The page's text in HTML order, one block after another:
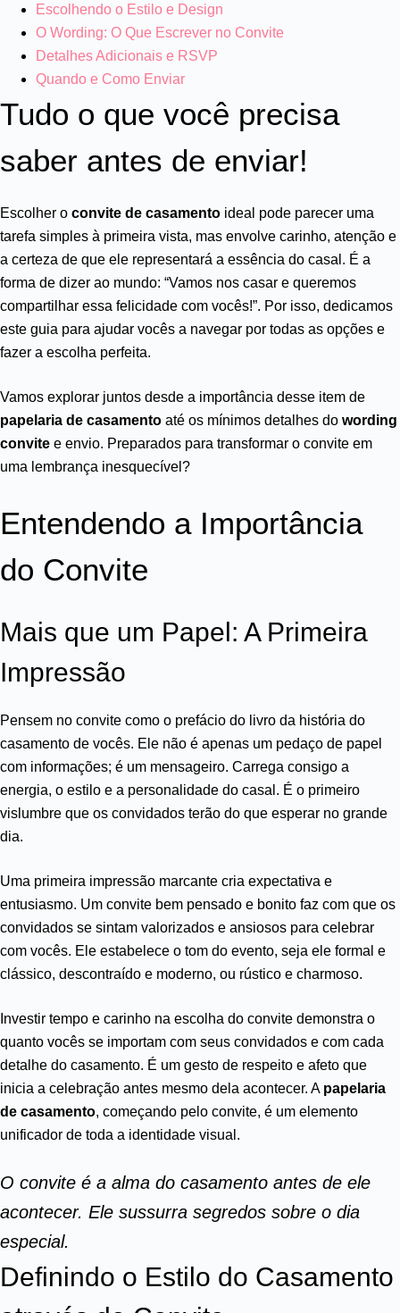
Escolhendo o Estilo e Design
O Wording: O Que Escrever no Convite
Detalhes Adicionais e RSVP
Quando e Como Enviar
Tudo o que você precisa
saber antes de enviar!
Escolher o convite de casamento ideal pode parecer uma
tarefa simples à primeira vista, mas envolve carinho, atenção e
a certeza de que ele representará a essência do casal. É a
forma de dizer ao mundo: “Vamos nos casar e queremos
compartilhar essa felicidade com vocês!”. Por isso, dedicamos
este guia para ajudar vocês a navegar por todas as opções e
fazer a escolha perfeita.
Vamos explorar juntos desde a importância desse item de
papelaria de casamento até os mínimos detalhes do wording
convite e envio. Preparados para transformar o convite em
uma lembrança inesquecível?
Entendendo a Importância
do Convite
Mais que um Papel: A Primeira
Impressão
Pensem no convite como o prefácio do livro da história do
casamento de vocês. Ele não é apenas um pedaço de papel
com informações; é um mensageiro. Carrega consigo a
energia, o estilo e a personalidade do casal. É o primeiro
vislumbre que os convidados terão do que esperar no grande
dia.
Uma primeira impressão marcante cria expectativa e
entusiasmo. Um convite bem pensado e bonito faz com que os
convidados se sintam valorizados e ansiosos para celebrar
com vocês. Ele estabelece o tom do evento, seja ele formal e
clássico, descontraído e moderno, ou rústico e charmoso.
Investir tempo e carinho na escolha do convite demonstra o
quanto vocês se importam com seus convidados e com cada
detalhe do casamento. É um gesto de respeito e afeto que
inicia a celebração antes mesmo dela acontecer. A papelaria
de casamento, começando pelo convite, é um elemento
unificador de toda a identidade visual.
O convite é a alma do casamento antes de ele
acontecer. Ele sussurra segredos sobre o dia
especial.
Definindo o Estilo do Casamento